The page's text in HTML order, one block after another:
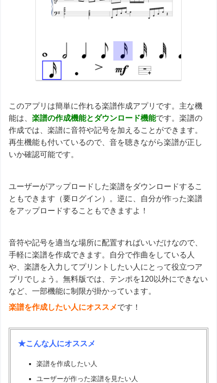
このアプリは簡単に作れる楽譜作成アプリです。主な機
能は、楽譜の作成機能とダウンロード機能です。楽譜の
作成では、楽譜に音符や記号を加えることができます。
再生機能も付いているので、音を聴きながら楽譜が正し
いか確認可能です。
ユーザーがアップロードした楽譜をダウンロードするこ
ともできます（要ログイン）。逆に、自分が作った楽譜
をアップロードすることもできますよ！
音符や記号を適当な場所に配置すればいいだけなので、
手軽に楽譜を作成できます。自分で作曲をしている人
や、楽譜を入力してプリントしたい人にとって役立つア
プリでしょう。無料版では、テンポを120以外にできない
など、一部機能に制限が掛かっています。
楽譜を作成したい人にオススメです！
★こんな人にオススメ
楽譜を作成したい人
ユーザーが作った楽譜を見たい人